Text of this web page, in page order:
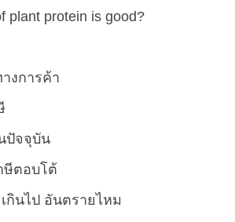
plant protein is good?
งการค้า
ปัจจุบัน
ษีตอบโต้
กินไป อันตรายไหม